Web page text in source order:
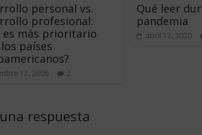
personal vs.
profesional:
es más prioritario
países
12, 2006 2
Qué leer
pandemia
abril 12, 2020
respuesta